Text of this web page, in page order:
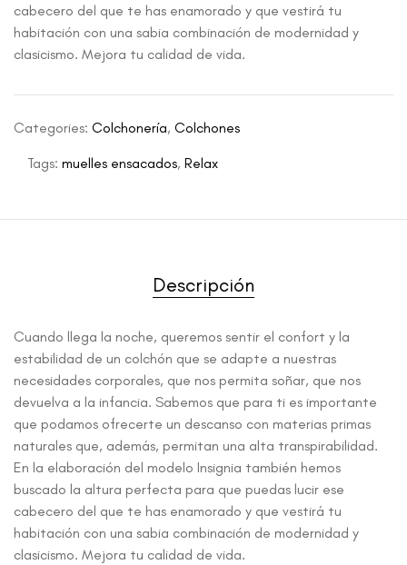
cabecero del que te has enamorado y que vestirá tu
habitación con una sabia combinación de modernidad y
clasicismo. Mejora tu calidad de vida.
Categories: Colchonería, Colchones
Tags: muelles ensacados, Relax
Descripción
Cuando llega la noche, queremos sentir el confort y la
estabilidad de un colchón que se adapte a nuestras
necesidades corporales, que nos permita soñar, que nos
devuelva a la infancia. Sabemos que para ti es importante
que podamos ofrecerte un descanso con materias primas
naturales que, además, permitan una alta transpirabilidad.
En la elaboración del modelo Insignia también hemos
buscado la altura perfecta para que puedas lucir ese
cabecero del que te has enamorado y que vestirá tu
habitación con una sabia combinación de modernidad y
clasicismo. Mejora tu calidad de vida.